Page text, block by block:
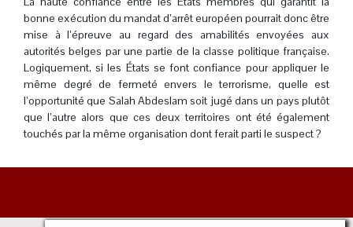
bonne exécution du mandat d’arrêt européen pourrait donc être
mise à l’épreuve au regard des amabilités envoyées aux
autorités belges par une partie de la classe politique française.
Logiquement, si les États se font confiance pour appliquer le
même degré de fermeté envers le terrorisme, quelle est
l’opportunité que Salah Abdeslam soit jugé dans un pays plutôt
que l’autre alors que ces deux territoires ont été également
touchés par la même organisation dont ferait parti le suspect ?